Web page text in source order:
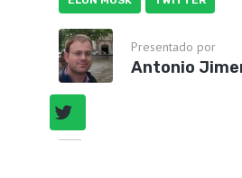
Presentado por
Antonio